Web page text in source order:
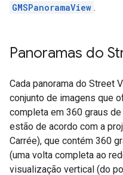
GMSPanoramaView .
Panoramas do
Cada panorama do Street
conjunto de imagens que
completa em 360 graus
estão de acordo com a
Carrée), que contém 360
(uma volta completa ao
visualização vertical (do